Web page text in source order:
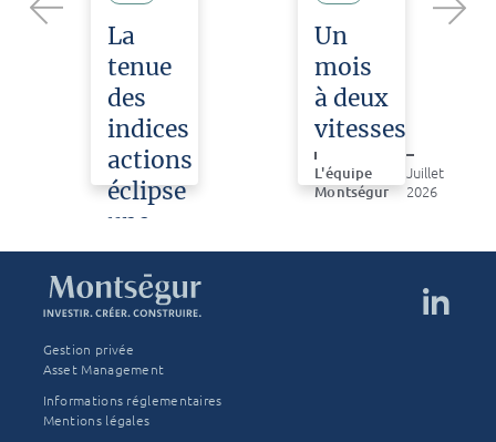
La
tenue
des
indices
actions
éclipse
une
violente
correction
sur
les
semi-
conducteurs
Un
mois
à deux
vitesses
L'équipe
Montségur
Juillet
2026
Gestion privée
Asset Management
Informations réglementaires
Mentions légales